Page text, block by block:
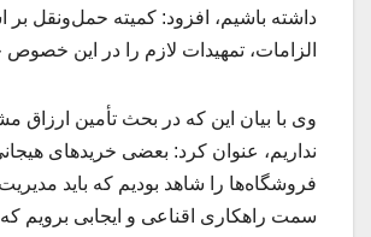
داشته باشیم، افزود: کمیته حمل‌ونقل
الزامات، تمهیدات لازم را در این خصوص
وی با بیان این که در بحث تأمین
نداریم، عنوان کرد: بعضی خریدهای
فروشگاه‌ها را شاهد بودیم که باید
سمت راهکاری اقناعی و ایجابی برویم